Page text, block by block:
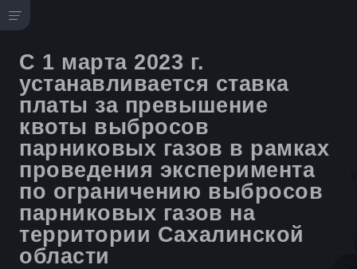
С 1 марта 2023 г.
устанавливается ставка
платы за превышение
квоты выбросов
парниковых газов в рамках
проведения эксперимента
по ограничению выбросов
парниковых газов на
территории Сахалинской
области